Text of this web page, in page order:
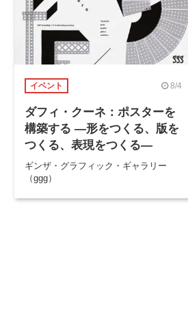
イベント 8/4
ダフィ・クーネ：ポスターを
構築する ―形をつくる、版を
つくる、表現をつくる―
ギンザ・グラフィック・ギャラリー
（ggg）